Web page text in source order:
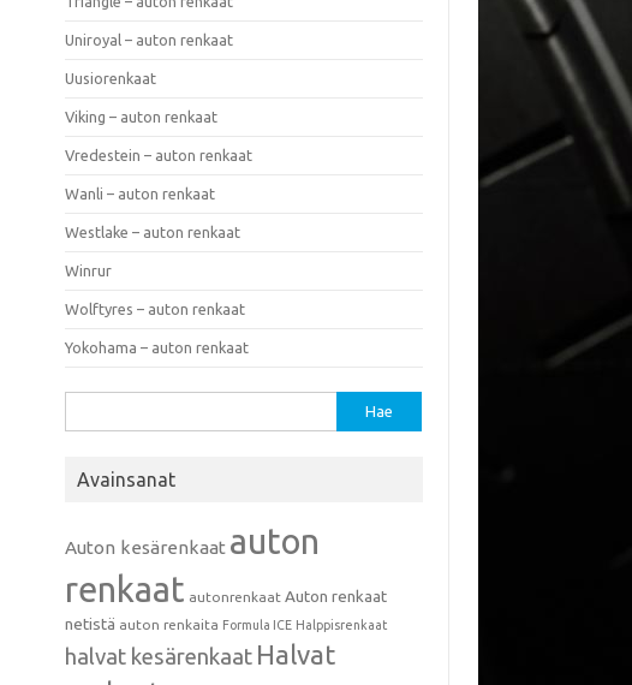
Uniroyal – auton renkaat
Uusiorenkaat
Viking – auton renkaat
Vredestein – auton renkaat
Wanli – auton renkaat
Westlake – auton renkaat
Winrur
Wolftyres – auton renkaat
Yokohama – auton renkaat
Avainsanat
Auton kesärenkaat auton
renkaat autonrenkaat Auton renkaat
netistä auton renkaita Formula ICE Halppisrenkaat
halvat kesärenkaat Halvat